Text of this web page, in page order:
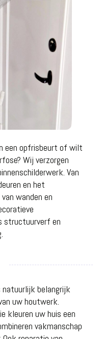
een opfrisbeurt of wilt
Wij verzorgen
Van
en het
wanden en
structuurverf en
belangrijk
uw houtwerk.
kleuren uw huis een
vakmanschap